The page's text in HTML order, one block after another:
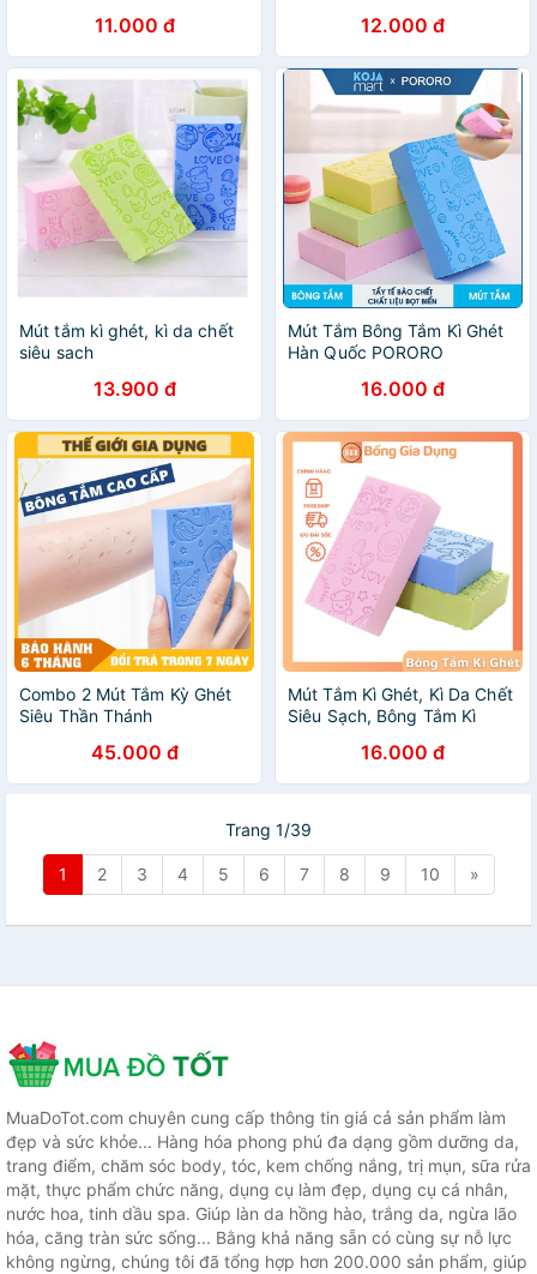
11.000 đ 12.000 đ
Mút tắm kì ghét, kì da chết
siêu sach
13.900 đ
Mút Tắm Bông Tắm Kì Ghét
Hàn Quốc PORORO
16.000 đ
Combo 2 Mút Tắm Kỳ Ghét
Siêu Thần Thánh
45.000 đ
Mút Tắm Kì Ghét, Kì Da Chết
Siêu Sạch, Bông Tắm Kì
16.000 đ
Trang 1/39
1 2 3 4 5 6 7 8 9 10 »
MuaDoTot.com chuyên cung cấp thông tin giá cả sản phẩm làm
đẹp và sức khỏe... Hàng hóa phong phú đa dạng gồm dưỡng da,
trang điểm, chăm sóc body, tóc, kem chống nắng, trị mụn, sữa rửa
mặt, thực phẩm chức năng, dụng cụ làm đẹp, dụng cụ cá nhân,
nước hoa, tinh dầu spa. Giúp làn da hồng hào, trắng da, ngừa lão
hóa, căng tràn sức sống... Bằng khả năng sẵn có cùng sự nỗ lực
không ngừng, chúng tôi đã tổng hợp hơn 200.000 sản phẩm, giúp